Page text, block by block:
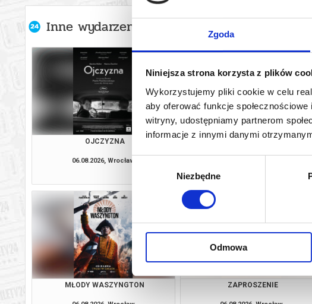
Zgoda
Niniejsza strona korzysta z plików
Wykorzystujemy pliki cookie w celu
aby oferować funkcje
witryny, udostępniamy partnerom
informacje z innymi danymi
Wybór
Niezbędne
Odmowa
Inne wydarzenia organizatora
OJCZYZNA
06.08.2026, Wrocław
DRUGIE ŻYCIE
kup
MŁODY WASZYNGTON ZAPROSZENIE